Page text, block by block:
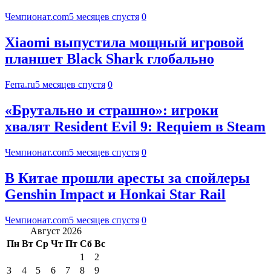
Чемпионат.com5 месяцев спустя 0
Xiaomi выпустила мощный игровой
планшет Black Shark глобально
Ferra.ru5 месяцев спустя 0
«Брутально и страшно»: игроки
хвалят Resident Evil 9: Requiem в Steam
Чемпионат.com5 месяцев спустя 0
В Китае прошли аресты за спойлеры
Genshin Impact и Honkai Star Rail
Чемпионат.com5 месяцев спустя 0
Август 2026
Пн Вт Ср Чт Пт Сб Вс
1
2
3
4 5 6 7 8
9